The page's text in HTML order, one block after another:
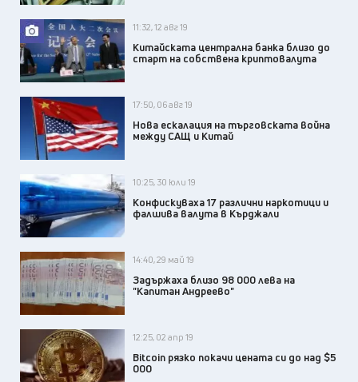
11:32, 12 авг 19
Китайската централна банка близо до
старт на собствена криптовалута
17:50, 06 авг 19
Нова ескалация на търговската война
между САЩ и Китай
10:25, 30 юли 19
Конфискуваха 17 различни наркотици и
фалшива валута в Кърджали
14:40, 29 май 19
Задържаха близо 98 000 лева на
"Капитан Андреево"
12:25, 02 апр 19
Bitcoin рязко покачи цената си до над $5
000